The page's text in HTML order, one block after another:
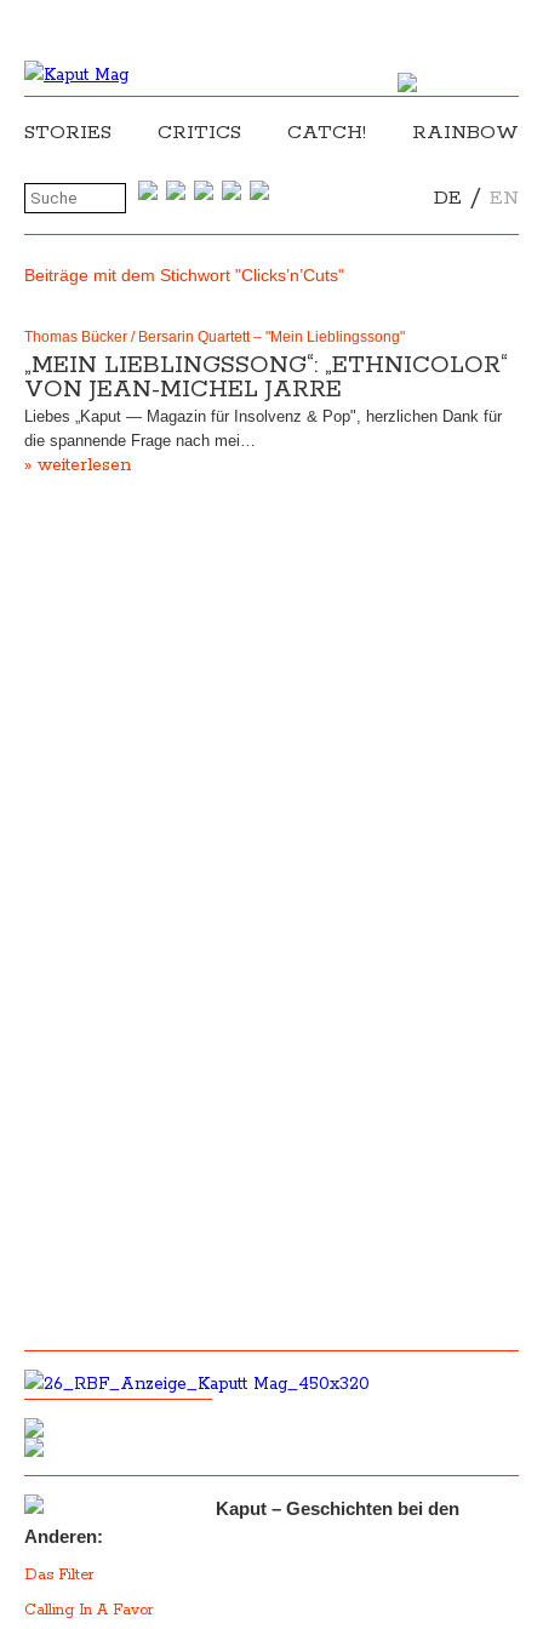
STORIES CRITICS CATCH! RAINBOW
DE / EN
Beiträge mit dem Stichwort "Clicks’n’Cuts"
Thomas Bücker / Bersarin Quartett – "Mein Lieblingssong"
„MEIN LIEBLINGSSONG“: „ETHNICOLOR“
VON JEAN-MICHEL JARRE
Liebes „Kaput — Magazin für Insolvenz & Pop", herzlichen Dank für
die spannende Frage nach mei…
» weiterlesen
Kaput – Geschichten bei den
Anderen:
Das Filter
Calling In A Favor